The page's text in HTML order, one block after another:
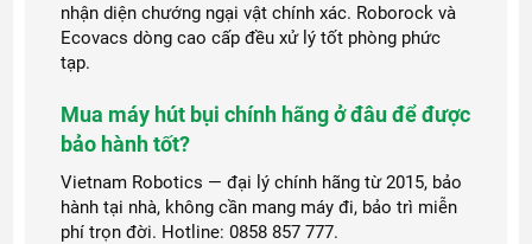
nhận diện chướng ngại vật chính xác. Roborock và
Ecovacs dòng cao cấp đều xử lý tốt phòng phức
tạp.
Mua máy hút bụi chính hãng ở đâu để được
bảo hành tốt?
Vietnam Robotics — đại lý chính hãng từ 2015, bảo
hành tại nhà, không cần mang máy đi, bảo trì miễn
phí trọn đời. Hotline: 0858 857 777.